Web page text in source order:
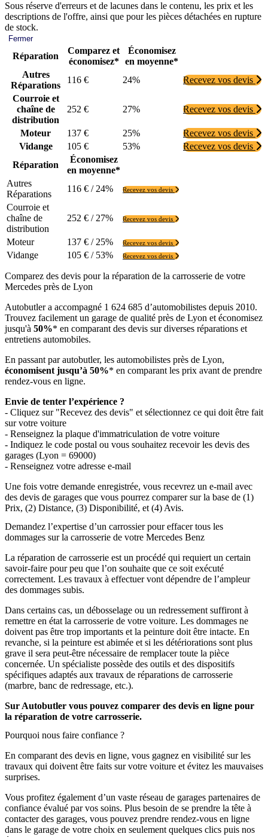
Sous réserve d'erreurs et de lacunes dans le contenu, les prix et les
descriptions de l'offre, ainsi que pour les pièces détachées en rupture
de stock.
Fermer
Réparation
Comparez et
économisez*
Économisez
en moyenne*
Autres
Réparations
116 € 24%
Recevez vos devis
Courroie et
chaîne de
distribution
252 € 27% Recevez vos devis
Moteur 137 € 25%
Recevez vos devis
Vidange
105 € 53%
Recevez vos devis
Réparation
Économisez
en moyenne*
Autres
Réparations
116 € / 24% Recevez vos devis
Courroie et
chaîne de
distribution
252 € / 27% Recevez vos devis
Moteur 137 € / 25% Recevez vos devis
Vidange 105 € / 53% Recevez vos devis
Comparez des devis pour la réparation de la carrosserie de votre
Mercedes près de Lyon
Autobutler a accompagné 1 624 685 d’automobilistes depuis 2010.
Trouvez facilement un garage de qualité près de Lyon et économisez
jusqu'à 50%* en comparant des devis sur diverses réparations et
entretiens automobiles.
En passant par autobutler, les automobilistes près de Lyon,
économisent jusqu’à 50%* en comparant les prix avant de prendre
rendez-vous en ligne.
Envie de tenter l’expérience ?
- Cliquez sur "Recevez des devis" et sélectionnez ce qui doit être fait
sur votre voiture
- Renseignez la plaque d'immatriculation de votre voiture
- Indiquez le code postal ou vous souhaitez recevoir les devis des
garages (Lyon = 69000)
- Renseignez votre adresse e-mail
Une fois votre demande enregistrée, vous recevrez un e-mail avec
des devis de garages que vous pourrez comparer sur la base de (1)
Prix, (2) Distance, (3) Disponibilité, et (4) Avis.
Demandez l’expertise d’un carrossier pour effacer tous les
dommages sur la carrosserie de votre Mercedes Benz
La réparation de carrosserie est un procédé qui requiert un certain
savoir-faire pour peu que l’on souhaite que ce soit exécuté
correctement. Les travaux à effectuer vont dépendre de l’ampleur
des dommages subis.
Dans certains cas, un débosselage ou un redressement suffiront à
remettre en état la carrosserie de votre voiture. Les dommages ne
doivent pas être trop importants et la peinture doit être intacte. En
revanche, si la peinture est abimée et si les détériorations sont plus
grave il sera peut-être nécessaire de remplacer toute la pièce
concernée. Un spécialiste possède des outils et des dispositifs
spécifiques adaptés aux travaux de réparations de carrosserie
(marbre, banc de redressage, etc.).
Sur Autobutler vous pouvez comparer des devis en ligne pour
la réparation de votre carrosserie.
Pourquoi nous faire confiance ?
En comparant des devis en ligne, vous gagnez en visibilité sur les
travaux qui doivent être faits sur votre voiture et évitez les mauvaises
surprises.
Vous profitez également d’un vaste réseau de garages partenaires de
confiance évalué par vos soins. Plus besoin de se prendre la tête à
contacter des garages, vous pouvez prendre rendez-vous en ligne
dans le garage de votre choix en seulement quelques clics puis nos